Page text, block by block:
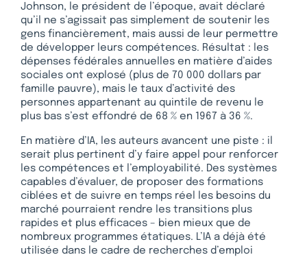
Johnson, le président de l’époque, avait déclaré
qu’il ne s’agissait pas simplement de soutenir les
gens financièrement, mais aussi de leur permettre
de développer leurs compétences. Résultat : les
dépenses fédérales annuelles en matière d’aides
sociales ont explosé (plus de 70 000 dollars par
famille pauvre), mais le taux d’activité des
personnes appartenant au quintile de revenu le
plus bas s’est effondré de 68 % en 1967 à 36 %.
En matière d’IA, les auteurs avancent une piste : il
serait plus pertinent d’y faire appel pour renforcer
les compétences et l’employabilité. Des systèmes
capables d’évaluer, de proposer des formations
ciblées et de suivre en temps réel les besoins du
marché pourraient rendre les transitions plus
rapides et plus efficaces – bien mieux que de
nombreux programmes étatiques. L’IA a déjà été
utilisée dans le cadre de recherches d’emploi